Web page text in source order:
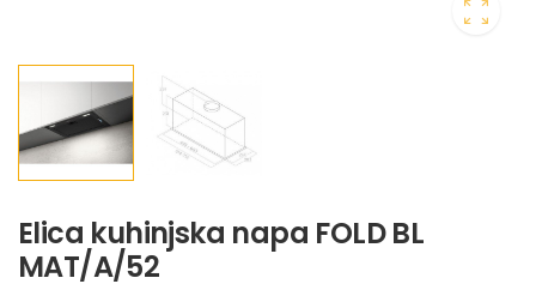
Elica kuhinjska napa FOLD BL
MAT/A/52